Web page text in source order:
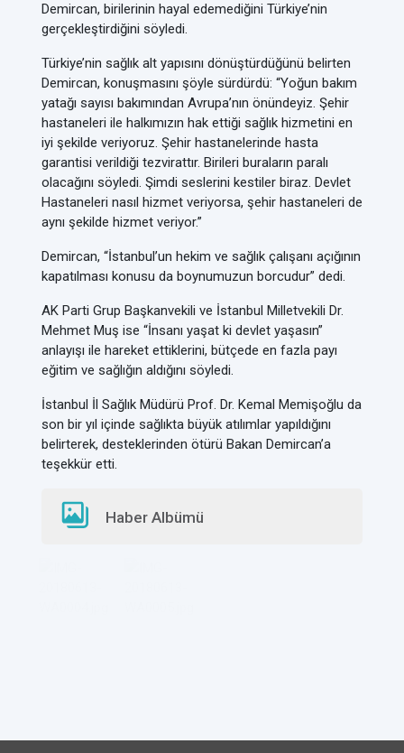
Demircan, birilerinin hayal edemediğini Türkiye’nin
gerçekleştirdiğini söyledi.
Türkiye’nin sağlık alt yapısını dönüştürdüğünü belirten
Demircan, konuşmasını şöyle sürdürdü: “Yoğun bakım
yatağı sayısı bakımından Avrupa’nın önündeyiz. Şehir
hastaneleri ile halkımızın hak ettiği sağlık hizmetini en
iyi şekilde veriyoruz. Şehir hastanelerinde hasta
garantisi verildiği tezvirattır. Birileri buraların paralı
olacağını söyledi. Şimdi seslerini kestiler biraz. Devlet
Hastaneleri nasıl hizmet veriyorsa, şehir hastaneleri de
aynı şekilde hizmet veriyor.”
Demircan, “İstanbul’un hekim ve sağlık çalışanı açığının
kapatılması konusu da boynumuzun borcudur” dedi.
AK Parti Grup Başkanvekili ve İstanbul Milletvekili Dr.
Mehmet Muş ise “İnsanı yaşat ki devlet yaşasın”
anlayışı ile hareket ettiklerini, bütçede en fazla payı
eğitim ve sağlığın aldığını söyledi.
İstanbul İl Sağlık Müdürü Prof. Dr. Kemal Memişoğlu da
son bir yıl içinde sağlıkta büyük atılımlar yapıldığını
belirterek, desteklerinden ötürü Bakan Demircan’a
teşekkür etti.
Haber Albümü